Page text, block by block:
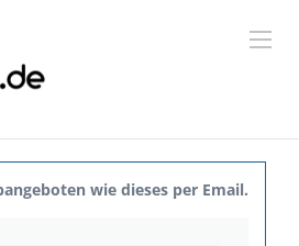
wie dieses per Email.